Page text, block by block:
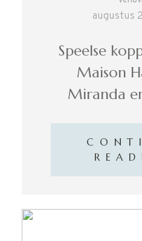
augustus
Speelse
Maison
Miranda